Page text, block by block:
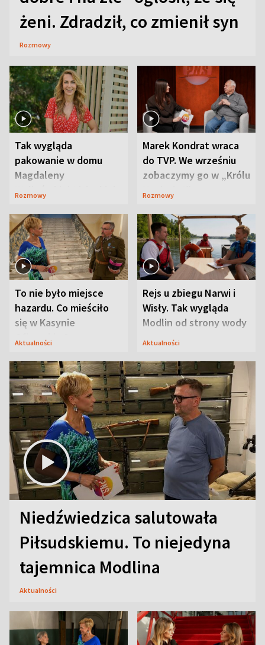
żeni. Zdradził, co zmienił syn
Rozmowy
Tak wygląda
pakowanie w domu
Magdaleny
Waligórskiej-Lisieckiej.
Rozmowy
Marek Kondrat wraca
do TVP. We wrześniu
zobaczymy go w „Królu
Maciusiu I”
Rozmowy
To nie było miejsce
hazardu. Co mieściło
się w Kasynie
Oficerskim?
Aktualności
Rejs u zbiegu Narwi i
Wisły. Tak wygląda
Modlin od strony wody
Aktualności
Niedźwiedzica salutowała
Piłsudskiemu. To niejedyna
tajemnica Modlina
Aktualności